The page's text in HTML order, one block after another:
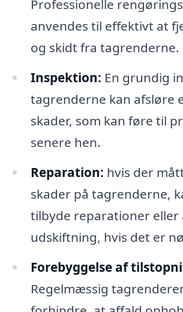
Professionelle
anvendes til effektivt at
og skidt fra tagrenderne.
Inspektion: En grundig
tagrenderne kan afsløre
skader, som kan føre til
senere hen.
Reparation: hvis der
skader på tagrenderne,
tilbyde reparationer eller
udskiftning, hvis det er
Forebyggelse af
Regelmæssig